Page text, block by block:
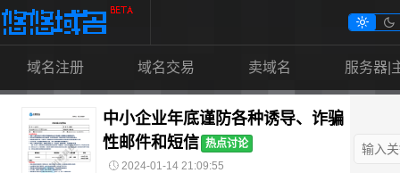
域名注册 域名交易 卖域名 服务器|
 
中小企业年底谨防各种诱导、诈骗
性邮件和短信 热点讨论
 2024-01-14 21:09:55